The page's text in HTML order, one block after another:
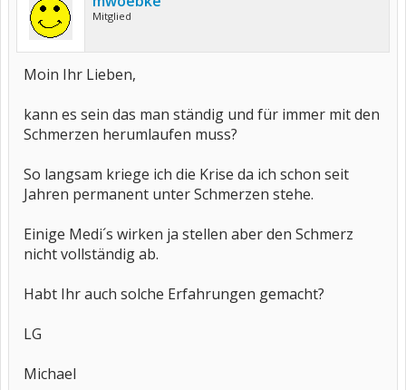
Mitglied
Moin Ihr Lieben,
kann es sein das man ständig und für immer mit den
Schmerzen herumlaufen muss?
So langsam kriege ich die Krise da ich schon seit
Jahren permanent unter Schmerzen stehe.
Einige Medi´s wirken ja stellen aber den Schmerz
nicht vollständig ab.
Habt Ihr auch solche Erfahrungen gemacht?
LG
Michael